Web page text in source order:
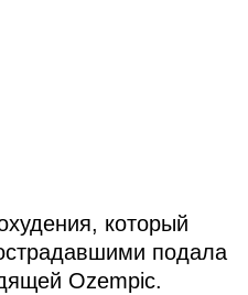
который
подала
Ozempic.